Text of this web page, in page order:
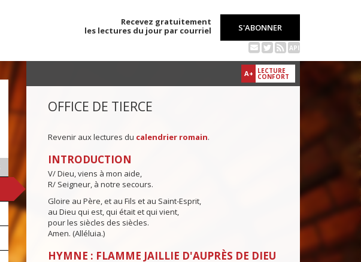
Recevez gratuitement
les lectures du jour par courriel
S'ABONNER
API
A+ LECTURE
CONFORT
OFFICE DE TIERCE
Revenir aux lectures du calendrier romain.
INTRODUCTION
V/ Dieu, viens à mon aide,
R/ Seigneur, à notre secours.
Gloire au Père, et au Fils et au Saint-Esprit,
au Dieu qui est, qui était et qui vient,
pour les siècles des siècles.
Amen. (Alléluia.)
HYMNE : FLAMME JAILLIE D'AUPRÈS DE DIEU